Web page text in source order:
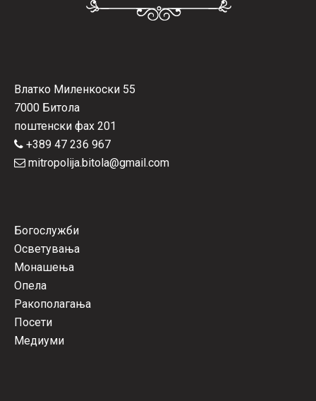
Влатко Миленкоски 55
7000 Битола
поштенски фах 201
+389 47 236 967
mitropolija.bitola@gmail.com
Богослужби
Осветувања
Монашења
Опела
Ракополагања
Посети
Медиуми